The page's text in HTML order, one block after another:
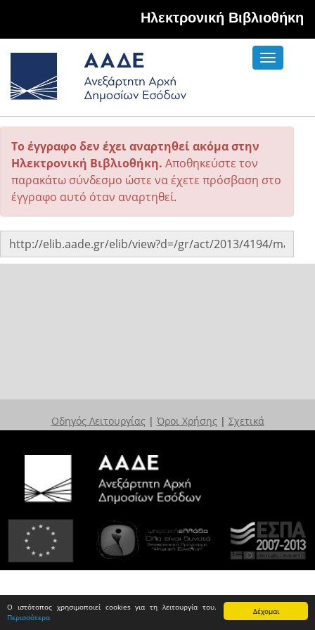
Δέχομαι
Ο ιστότοπος χρησιμοποιεί cookies για τη λειτουργία του.
Περισσότερα
Hλεκτρονική Βιβλιοθήκη
Toggle
Το έγγραφο δεν έχει αναρτηθεί ακόμα στην
Ηλεκτρονική Βιβλιοθήκη. Αποθηκεύστε τον
παρακάτω σύνδεσμο ώστε να έχετε πρόσβαση στο
έγγραφο αυτό όταν αναρτηθεί.
Οδηγός Λειτουργίας | Όροι Χρήσης | Σχετικά